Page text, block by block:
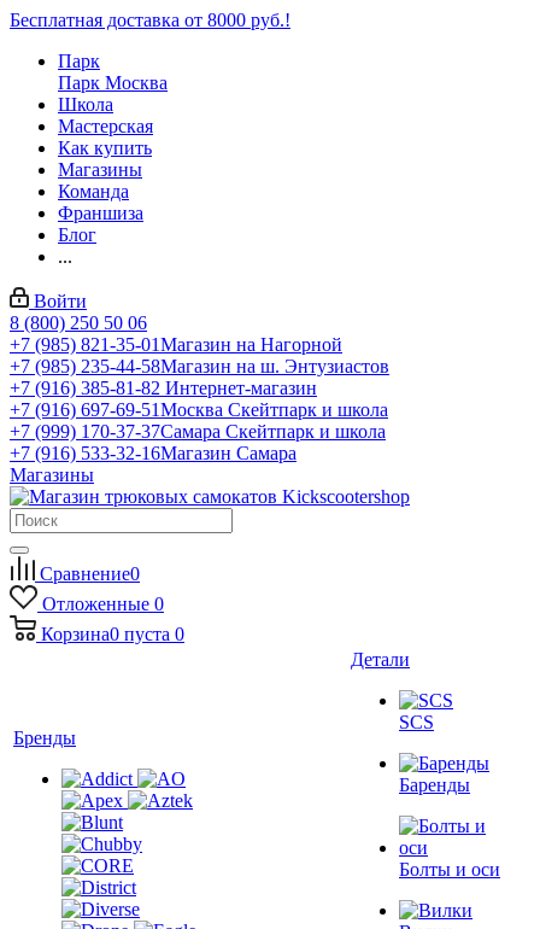
Бесплатная доставка от 8000 руб.!
Парк
Парк Москва
Школа
Мастерская
Как купить
Магазины
Команда
Франшиза
Блог
...
Войти
8 (800) 250 50 06
+7 (985) 821-35-01Магазин на Нагорной
+7 (985) 235-44-58Магазин на ш. Энтузиастов
+7 (916) 385-81-82 Интернет-магазин
+7 (916) 697-69-51Москва Скейтпарк и школа
+7 (999) 170-37-37Самара Скейтпарк и школа
+7 (916) 533-32-16Магазин Самара
Магазины
Сравнение0
Отложенные 0
Корзина0 пуста 0
Бренды
Детали
SCS
Баренды
Болты и оси